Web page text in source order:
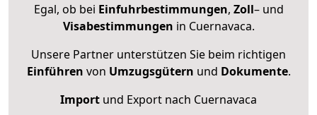
Egal, ob bei Einfuhrbestimmungen, Zoll– und
Visabestimmungen in Cuernavaca.
Unsere Partner unterstützen Sie beim richtigen
Einführen von Umzugsgütern und Dokumente.
Import und Export nach Cuernavaca